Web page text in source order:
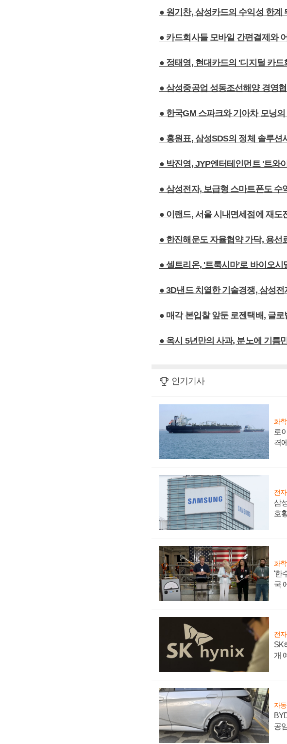
● 원기찬, 삼성카드의 수익성 한계
● 카드회사들 모바일 간편결제와
● 정태영, 현대카드의 '디지털 카
● 삼성중공업 성동조선해양 경영
● 한국GM 스파크와 기아차 모닝
● 홍원표, 삼성SDS의 정체 솔루션
● 박진영, JYP엔터테인먼트 '트와
● 삼성전자, 보급형 스마트폰도 수
● 이랜드, 서울 시내면세점에 재도
● 한진해운도 자율협약 가닥, 용선
● 셀트리온, '트룩시마'로 바이오시
● 3D낸드 치열한 기술경쟁, 삼성전
● 매각 본입찰 앞둔 로젠택배, 글
● 옥시 5년만의 사과, 분노에 기름
인기기사
화
로
격
전
삼
호
화
'한
국
전
SK
개
자
공